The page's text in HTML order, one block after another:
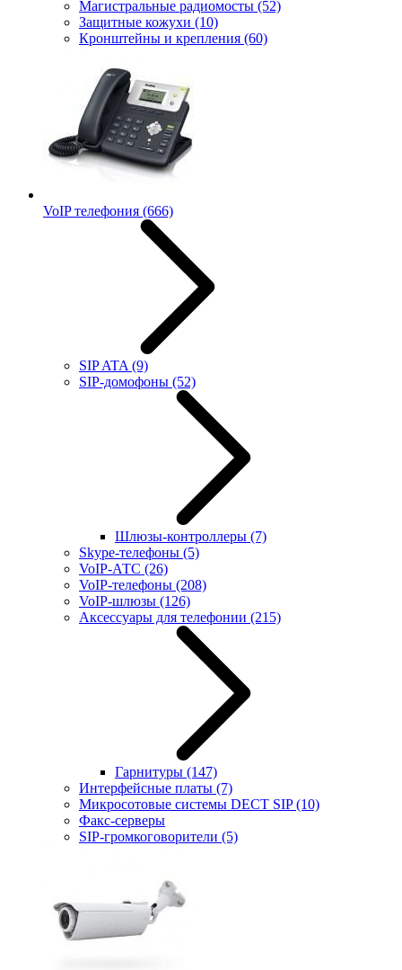
Магистральные радиомосты (52)
Защитные кожухи (10)
Кронштейны и крепления (60)
VoIP телефония (666)
SIP ATA (9)
SIP-домофоны (52)
Шлюзы-контроллеры (7)
Skype-телефоны (5)
VoIP-АТС (26)
VoIP-телефоны (208)
VoIP-шлюзы (126)
Аксессуары для телефонии (215)
Гарнитуры (147)
Интерфейсные платы (7)
Микросотовые системы DECT SIP(10)
Факс-серверы
SIP-громкоговорители (5)